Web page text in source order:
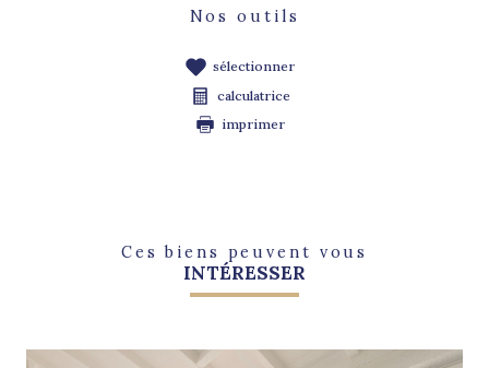
Nos outils
sélectionner
calculatrice
imprimer
Ces biens peuvent vous
INTÉRESSER